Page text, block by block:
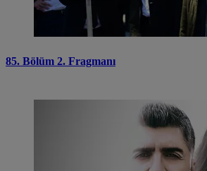
85. Bölüm 2. Fragmanı